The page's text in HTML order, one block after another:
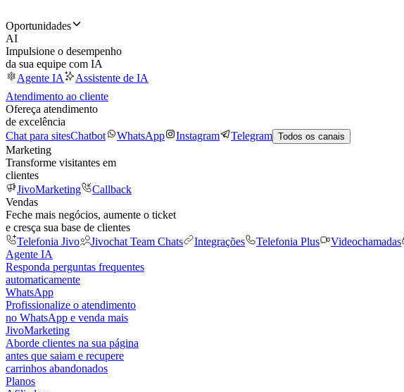
Oportunidades
AI
Impulsione o desempenho
da sua equipe com IA
Agente IA
Assistente de IA
Atendimento ao cliente
Ofereça atendimento
de excelência
Chat para sitesChatbot WhatsApp Instagram Telegram Todos os canais
Marketing
Transforme visitantes em
clientes
JivoMarketing
Callback
Vendas
Feche mais negócios, aumente o ticket
e cresça sua base de clientes
Telefonia Jivo
Jivochat Team Chats Integrações Telefonia Plus Videochamadas
Agente IA
Responda perguntas frequentes
automaticamente
WhatsApp
Profissionalize o atendimento
no WhatsApp e venda mais
JivoMarketing
Aborde clientes na sua página
antes que saiam e recupere
carrinhos abandonados
Planos